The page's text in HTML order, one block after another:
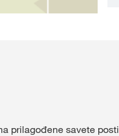
prilagođene savete